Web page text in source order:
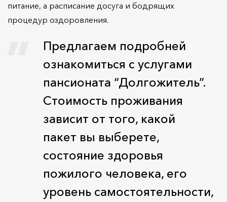
питание, а расписание досуга и бодрящих
процедур оздоровления.
Предлагаем подробней
ознакомиться с услугами
пансионата “Долгожитель”.
Стоимость проживания
зависит от того, какой
пакет вы выберете,
состояние здоровья
пожилого человека, его
уровень самостоятельности,